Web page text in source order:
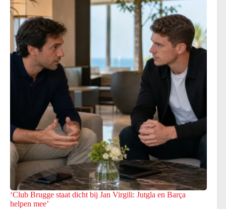
‘Club Brugge staat dicht bij Jan Virgili: Jutgla en Barça
helpen mee’